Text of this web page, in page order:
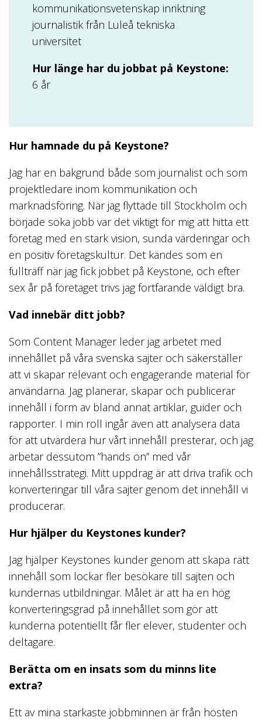
kommunikationsvetenskap inriktning
journalistik från Luleå tekniska
universitet
Hur länge har du jobbat på Keystone:
6 år
Hur hamnade du på Keystone?
Jag har en bakgrund både som journalist och som
projektledare inom kommunikation och
marknadsföring. När jag flyttade till Stockholm och
började söka jobb var det viktigt för mig att hitta ett
företag med en stark vision, sunda värderingar och
en positiv företagskultur. Det kändes som en
fullträff när jag fick jobbet på Keystone, och efter
sex år på företaget trivs jag fortfarande väldigt bra.
Vad innebär ditt jobb?
Som Content Manager leder jag arbetet med
innehållet på våra svenska sajter och säkerställer
att vi skapar relevant och engagerande material för
användarna. Jag planerar, skapar och publicerar
innehåll i form av bland annat artiklar, guider och
rapporter. I min roll ingår även att analysera data
för att utvärdera hur vårt innehåll presterar, och jag
arbetar dessutom ”hands on” med vår
innehållsstrategi. Mitt uppdrag är att driva trafik och
konverteringar till våra sajter genom det innehåll vi
producerar.
Hur hjälper du Keystones kunder?
Jag hjälper Keystones kunder genom att skapa rätt
innehåll som lockar fler besökare till sajten och
kundernas utbildningar. Målet är att ha en hög
konverteringsgrad på innehållet som gör att
kunderna potentiellt får fler elever, studenter och
deltagare.
Berätta om en insats som du minns lite
extra?
Ett av mina starkaste jobbminnen är från hösten